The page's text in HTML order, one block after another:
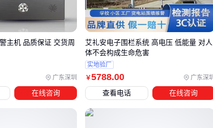
应性上。温度补偿技术和智能逻辑计算能显著降低误报率，
IoT无线型号则解决了布线难题。对于需要独立工作的仓
临时场所，无线红外报警器 的即装即用特性更具优势。
要系统级解决方案时，防盗报警系统
的选择更考验场景
电子围栏适合需要物理威慑的场所，脉冲电子围栏
通过非
广东深圳
主机 品质保证 交货周
在线咨询
￥5788.00 广东深
艾礼安电子围栏系统 高电压 低能量 对人
体不会构成生命危害
实地验厂
查看电话 在线咨询